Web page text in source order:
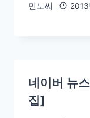
민노씨
네이버 뉴
집]